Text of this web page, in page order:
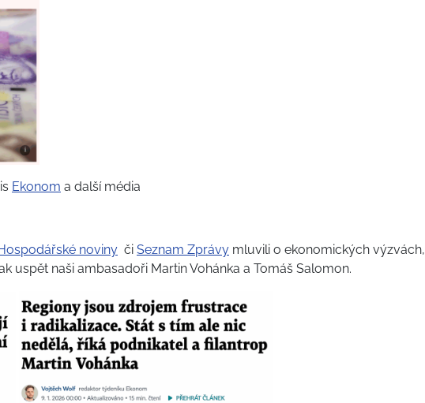
Ekonom a další média
noviny či Seznam Zprávy mluvili o ekonomických výzvách,
uspět naši ambasadoři Martin Vohánka a Tomáš Salomon.